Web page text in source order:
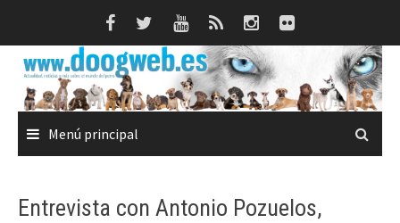
Menú principal
Entrevista con Antonio Pozuelos,